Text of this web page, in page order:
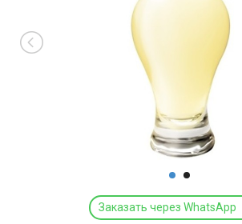
Заказать через WhatsApp